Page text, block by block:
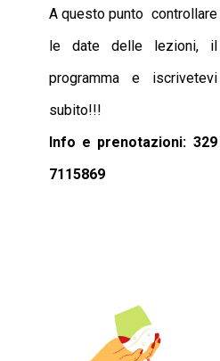
A questo punto controllare
le date delle lezioni, il
programma e iscrivetevi
subito!!!
Info e prenotazioni: 329
7115869